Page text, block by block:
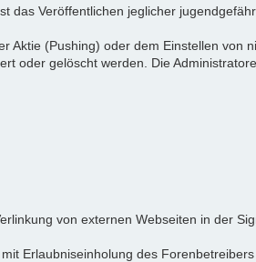
das Veröffentlichen jeglicher
Aktie (Pushing) oder dem Einstellen von
oder gelöscht werden. Die
von externen Webseiten in der
Erlaubniseinholung des